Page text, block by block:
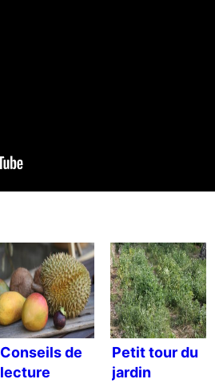
Conseils de
lecture
Petit tour du
jardin